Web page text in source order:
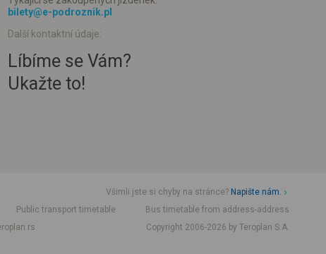
bilety@e-podroznik.pl
Další kontaktní údaje:
Líbíme se Vám?
Ukažte to!
Všimli jste si chyby na stránce? Napište nám.
Public transport timetable
Bus timetable from address-address
Copyright 2006-2026 by Teroplan S.A.